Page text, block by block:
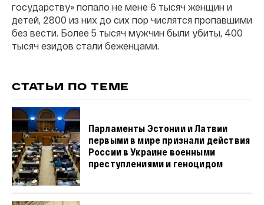
государству» попало не мене 6 тысяч женщин и
детей, 2800 из них до сих пор числятся пропавшими
без вести. Более 5 тысяч мужчин были убиты, 400
тысяч езидов стали беженцами.
СТАТЬИ ПО ТЕМЕ
Парламенты Эстонии и Латвии
первыми в мире признали действия
России в Украине военными
преступлениями и геноцидом